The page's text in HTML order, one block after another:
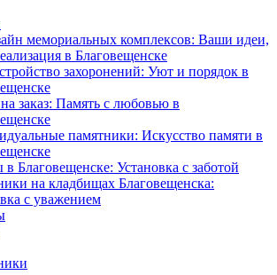
мемориальных комплексов: Ваши идеи,
в Благовещенске
захоронений: Уют и порядок в
заказ: Память с любовью в
памятники: Искусство памяти в
в Благовещенске: Установка с заботой
на кладбищах Благовещенска:
с уважением